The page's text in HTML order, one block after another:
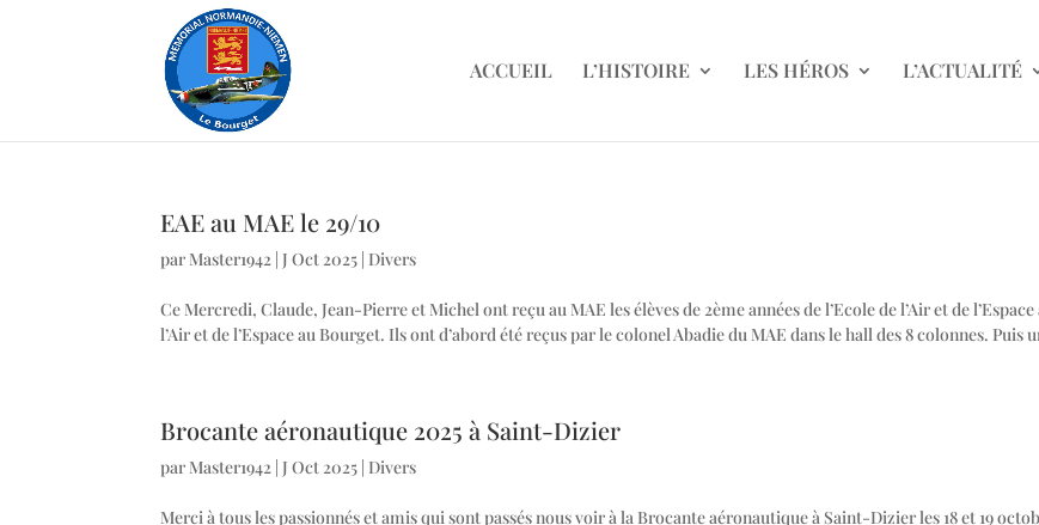
ACCUEIL L’HISTOIRE LES HÉROS L’ACTUALITÉ
EAE au MAE le 29/10
par Master1942 |J Oct 2025 | Divers
Ce Mercredi, Claude, Jean-Pierre et Michel ont reçu au MAE les élèves de 2ème années de l’Ecole de l’Air et de l’Espace
l’Air et de l’Espace au Bourget. Ils ont d’abord été reçus par le colonel Abadie du MAE dans le hall des 8 colonnes. Puis
Brocante aéronautique 2025 à Saint-Dizier
par Master1942 |J Oct 2025 | Divers
Merci à tous les passionnés et amis qui sont passés nous voir à la Brocante aéronautique à Saint-Dizier les 18 et 19